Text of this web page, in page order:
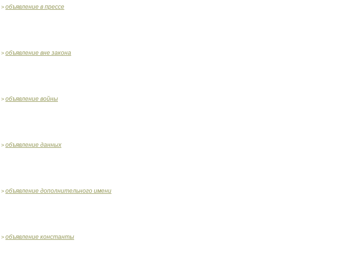
> объявление в прессе
> объявление вне закона
> объявление войны
> объявление данных
> объявление дополнительного имени
> объявление константы